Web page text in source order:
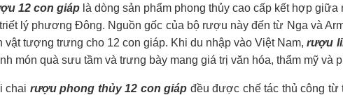
12 con giáplà dòng sản phẩm phong thủy cao cấp kết hợp
lý phương Đông. Nguồn gốc của bộ rượu này đến từ Nga và
vật tượng trưng cho 12 con giáp. Khi du nhập vào Việt Nam,rượu
món quà sưu tầm và trưng bày mang giá trị văn hóa, thẩm mỹ và
chai rượu phong thủy 12 con giáp đều được chế tác thủ công